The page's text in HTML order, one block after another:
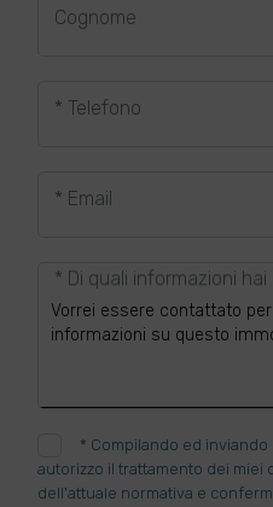
Cognome
* Telefono
* Email
* Di quali informazioni hai
* Compilando ed
autorizzo il trattamento dei miei
dell'attuale normativa e